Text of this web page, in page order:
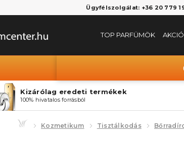
Ügyfélszolgálat: +36 20 779
TOP PARFÜMÖK
Kizárólag eredeti termékek
100% hivatalos forrásból
Kozmetikum Tisztálkodás